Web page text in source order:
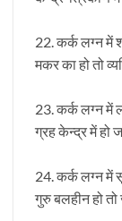
22. कर्क लग्न में
मकर का हो तो
23. कर्क लग्न में
ग्रह केन्द्र में हो
24. कर्क लग्न में
गुरु बलहीन हो